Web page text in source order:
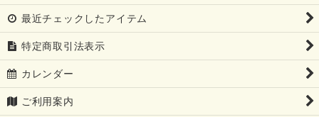
最近チェックしたアイテム
特定商取引法表示
カレンダー
ご利用案内